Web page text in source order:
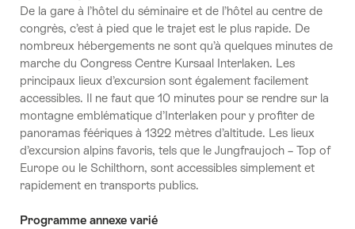
De la gare à l’hôtel du séminaire et de l’hôtel au centre de
congrès, c’est à pied que le trajet est le plus rapide. De
nombreux hébergements ne sont qu’à quelques minutes de
marche du Congress Centre Kursaal Interlaken. Les
principaux lieux d’excursion sont également facilement
accessibles. Il ne faut que 10 minutes pour se rendre sur la
montagne emblématique d’Interlaken pour y profiter de
panoramas féériques à 1322 mètres d’altitude. Les lieux
d’excursion alpins favoris, tels que le Jungfraujoch – Top of
Europe ou le Schilthorn, sont accessibles simplement et
rapidement en transports publics.
Programme annexe varié